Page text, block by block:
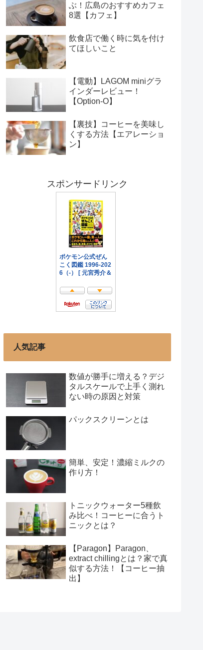
ぶ！広島のおすすめカフェ
8選【カフェ】
飲食店で働く時に気を付け
てほしいこと
【電動】LAGOM miniグラ
インダーレビュー！
【Option-O】
【裏技】コーヒーを美味し
くする方法【エアレーショ
ン】
スポンサードリンク
人気記事
数値が勝手に増える？デジ
タルスケールで上手く測れ
ない時の原因と対策
パックスクリーンとは
簡単、安定！濃縮ミルクの
作り方！
トニックウォーター5種飲
み比べ！コーヒーに合うト
ニックとは？
【Paragon】Paragon、
extract chillingとは？家で真
似する方法！【コーヒー抽
出】